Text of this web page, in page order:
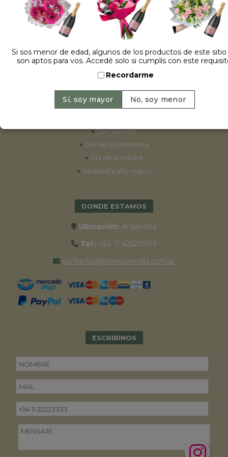
ESPECIALES
•Cumpleaños
•15 años
• Bodas
•Aniversarios
•Graduaciones
•San Valentín
• Día de la primavera
• Día de la madre
• Navidad y año nuevo
DONDE ESTAMOS
Ubicación: Argentina
Tel.: +54 11 42520309
contacto@floresavenida.com.ar
ESCRIBINOS
Si sos menor de edad, algunos de los productos de este
son aptos para vos. Accedé solo si cumplís con este
Recordarme